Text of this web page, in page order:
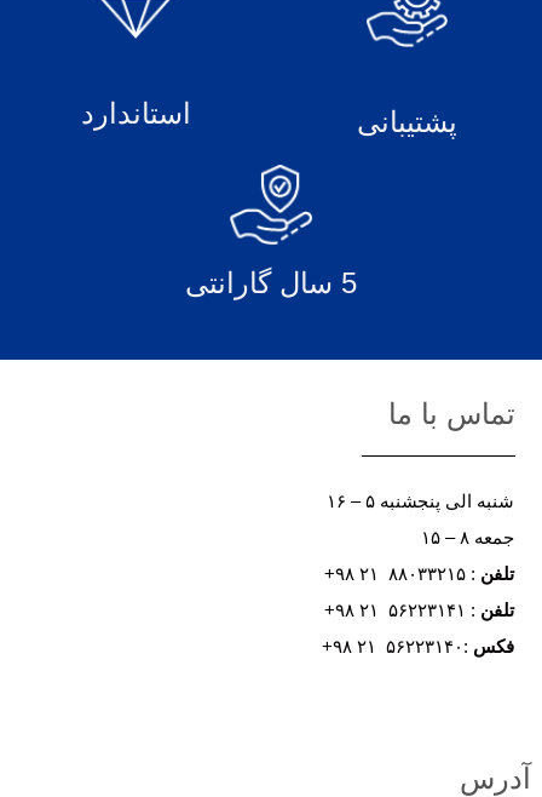
پشتیبانی استاندارد
5 سال گارانتی
تماس با ما
شنبه الی پنجشنبه ۵ – ۱۶
جمعه ۸ – ۱۵
تلفن : ۸۸۰۳۳۲۱۵ ۲۱ ۹۸+
تلفن : ۵۶۲۲۳۱۴۱ ۲۱ ۹۸+
فکس :۵۶۲۲۳۱۴۰ ۲۱ ۹۸+
آدرس